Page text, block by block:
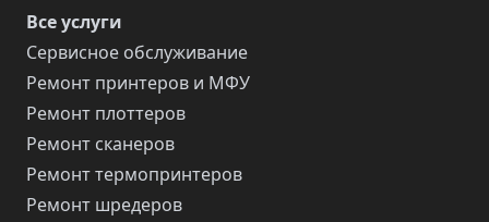
Все услуги
Сервисное обслуживание
Ремонт принтеров и МФУ
Ремонт плоттеров
Ремонт сканеров
Ремонт термопринтеров
Ремонт шредеров